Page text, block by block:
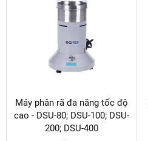
Máy phân rã đa năng tốc độ
cao - DSU-80; DSU-100; DSU-
200; DSU-400